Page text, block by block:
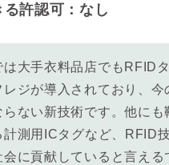
許認可：なし
は大手衣料品店でもRFID
レジが導入されており、今
らない新技術です。他にも
計測用ICタグなど、RFID
会に貢献していると言える